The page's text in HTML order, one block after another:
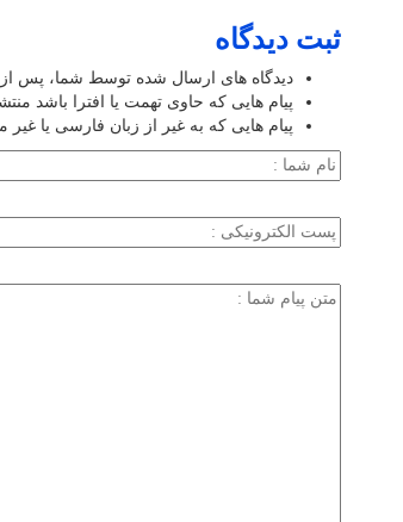
ثبت دیدگاه
دیدگاه های ارسال شده توسط شما، پس از
پیام هایی که حاوی تهمت یا افترا باشد
پیام هایی که به غیر از زبان فارسی یا